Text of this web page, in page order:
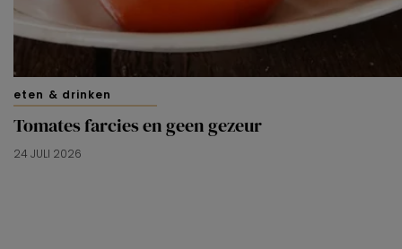
eten & drinken
Tomates farcies en geen gezeur
24 JULI 2026